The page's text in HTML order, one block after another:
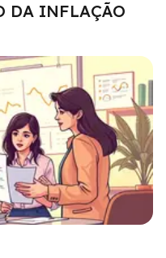
DA INFLAÇÃO